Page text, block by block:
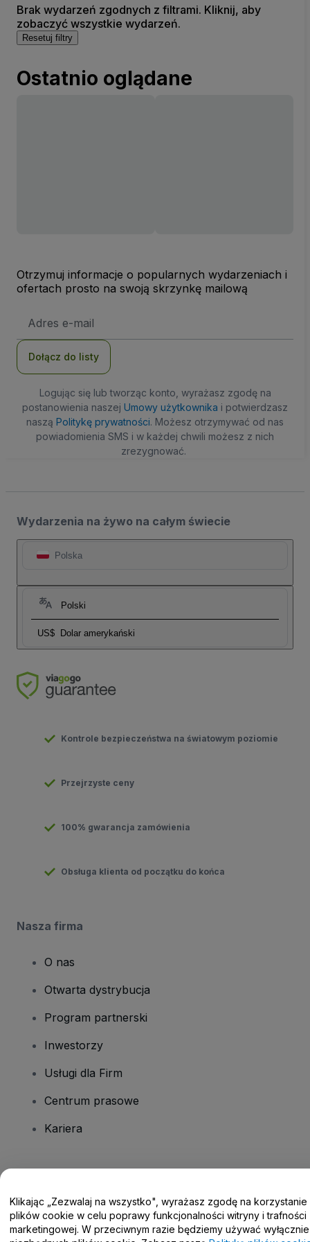
Brak wydarzeń zgodnych z filtrami. Kliknij, aby
zobaczyć wszystkie wydarzeń.
Resetuj filtry
Ostatnio oglądane
Otrzymuj informacje o popularnych wydarzeniach i
ofertach prosto na swoją skrzynkę mailową
e-
Dołącz do listy
Logując się lub tworząc konto, wyrażasz zgodę na
postanowienia naszej Umowy użytkownika i potwierdzasz
naszą Politykę prywatności. Możesz otrzymywać od nas
powiadomienia SMS i w każdej chwili możesz z nich
zrezygnować.
Wydarzenia na żywo na całym świecie
Polska
Polski
US$ Dolar amerykański
Kontrole bezpieczeństwa na światowym poziomie
Przejrzyste ceny
100% gwarancja zamówienia
Obsługa klienta od początku do końca
Nasza firma
O nas
Otwarta dystrybucja
Program partnerski
Inwestorzy
Usługi dla Firm
Centrum prasowe
Kariera
Centrum pomocy / Skontaktuj się z nami
Klikając „Zezwalaj na wszystko", wyrażasz zgodę na korzystanie
plików cookie w celu poprawy funkcjonalności witryny i trafności
marketingowej. W przeciwnym razie będziemy używać wyłącznie